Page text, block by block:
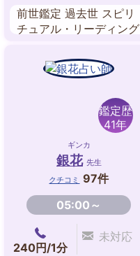
前世鑑定 過去世 スピリ
チュアル・リーディング
チャネリング エネルギ
ーワーク
鑑定歴
41年
ギンカ
銀花 先生
クチコミ
97件
05:00～
240円/1分
未対応